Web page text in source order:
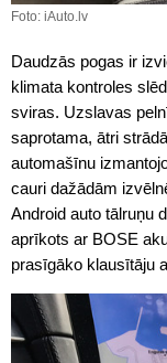
Foto: iAuto.lv
Daudzās pogas ir
klimata kontroles
sviras. Uzslavas
saprotama, ātri
automašīnu
cauri dažādām
Android auto tālruņu
aprīkots ar BOSE
prasīgāko klausītāju